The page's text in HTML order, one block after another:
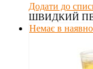
Додати до
ШВИДКИЙ
Немає в